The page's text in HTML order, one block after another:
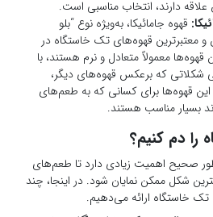
فرنچ پرس یکی از بهترین
تک خاستگاه است، زیرا به دانه‌ها
کامل طعم‌های خود را آزاد کنند.
آب داغ، دانه‌های قهوه به مدت چند
و سپس با استفاده از یک فیلتر
می‌شود. این روش قهوه‌ای غلیظ و
می‌کند.
این روش، که شامل
و یک قهوه‌ساز دستی است، به شما
بر میزان آب و زمان دم‌کشی
می‌توانید طعم‌های روشن‌تر و شفاف‌تر
کنید. یکی از معروف‌ترین برندهای